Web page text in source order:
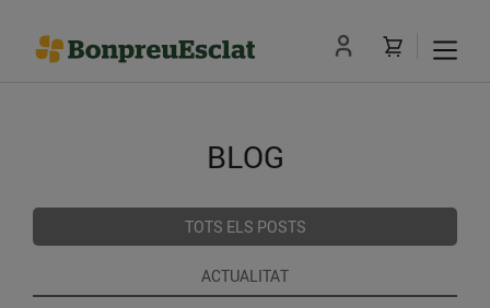
BLOG
TOTS ELS POSTS
ACTUALITAT